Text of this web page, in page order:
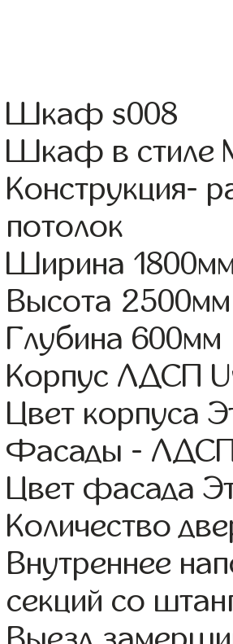
Шкаф s008
Шкаф в стиле
Конструкция-
потолок
Ширина
Высота 2500мм
Глубина 600мм
Корпус ЛДСП
Цвет корпуса
Фасады -
Цвет фасада
Количество
Внутреннее
секций со